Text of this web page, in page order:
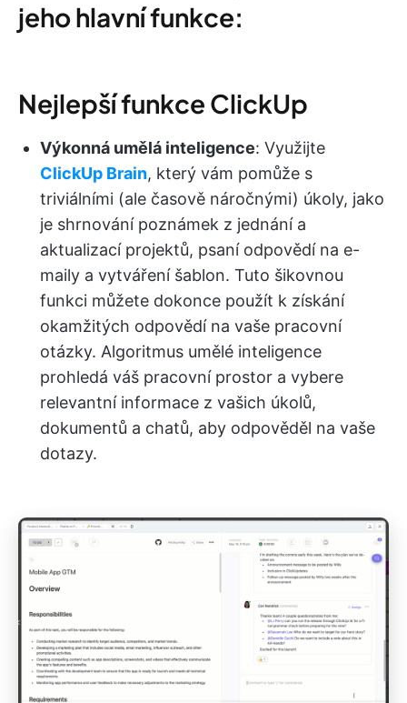
jeho hlavní funkce:
Nejlepší funkce ClickUp
Výkonná umělá inteligence: Využijte
ClickUp Brain, který vám pomůže s
triviálními (ale časově náročnými) úkoly, jako
je shrnování poznámek z jednání a
aktualizací projektů, psaní odpovědí na e-
maily a vytváření šablon. Tuto šikovnou
funkci můžete dokonce použít k získání
okamžitých odpovědí na vaše pracovní
otázky. Algoritmus umělé inteligence
prohledá váš pracovní prostor a vybere
relevantní informace z vašich úkolů,
dokumentů a chatů, aby odpověděl na vaše
dotazy.